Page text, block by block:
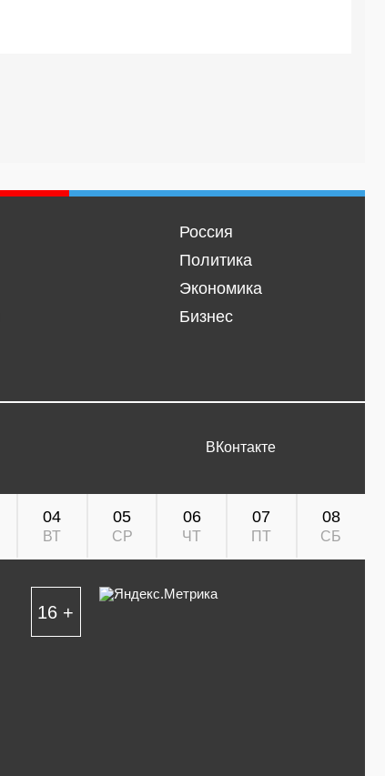
Россия
Политика
Экономика
Бизнес
ВКонтакте
04
ВТ
05
СР
06
ЧТ
07
ПТ
08
СБ
16 +